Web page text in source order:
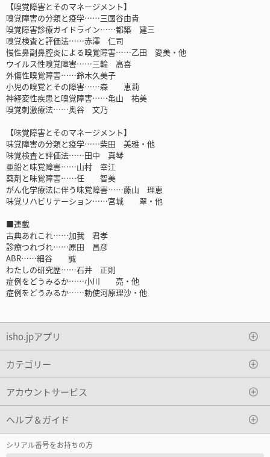
【嗅覚障害とそのマネージメント】
嗅覚障害の分類と疫学……三國谷由貴
嗅覚障害診療ガイドライン……都築 建三
嗅覚検査と評価法……赤澤 仁司
慢性鼻副鼻腔炎による嗅覚障害……乙田 愛美・他
ウイルス性嗅覚障害……三輪 高喜
外傷性嗅覚障害……鈴木久美子
小児の嗅覚とその障害……森 恵莉
神経変性疾患と嗅覚障害……亀山 祐美
嗅覚刺激療法……奥谷 文乃
【味覚障害とそのマネージメント】
味覚障害の分類と疫学……柴田 美雅・他
味覚検査と評価法……田中 真琴
亜鉛と味覚障害……山村 幸江
薬剤と味覚障害……任 智美
がん化学療法に伴う味覚障害……藤山 理恵
味覚リハビリテーション……宮城 翠・他
■連載
古典あれこれ……加我 君孝
診療つれづれ……原田 昌彦
ABR……細谷 誠
わたしの研究歴……石井 正則
症例をどうみるか……小川 亮・他
症例をどうみるか……勅使河原理沙・他
isho.jpアプリ
カテゴリー
アカウントサービス
ヘルプ＆ガイド
シリアル番号をお持ちの方